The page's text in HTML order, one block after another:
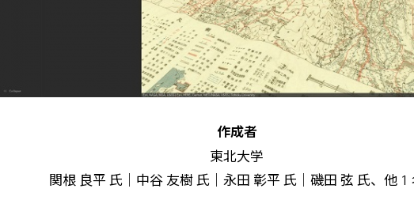
作成者
東北大学
関根 良平 氏｜中谷 友樹 氏｜永田 彰平 氏｜磯田 弦 氏、他 1